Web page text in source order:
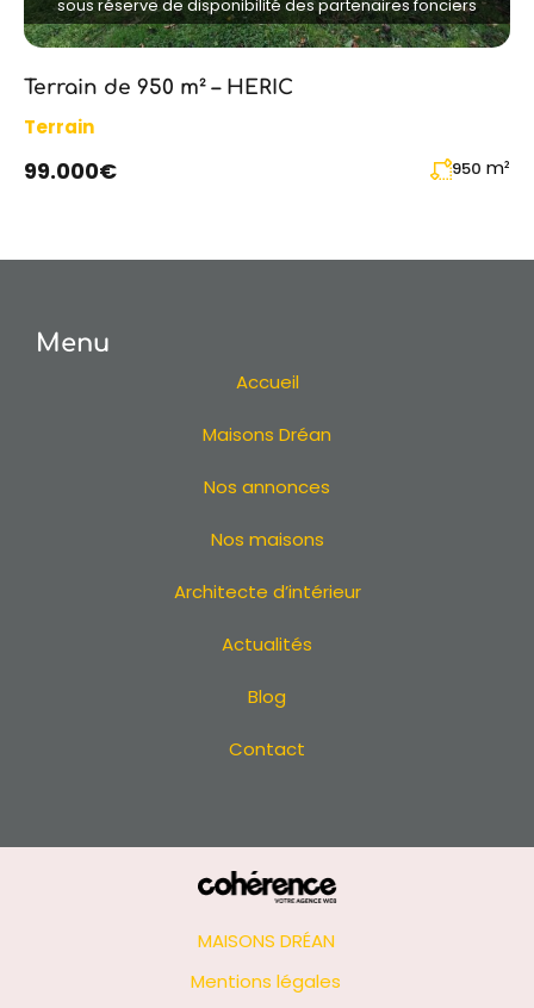
sous réserve de disponibilité des partenaires fonciers
Terrain de 950 m² – HERIC
Terrain
99.000€ 950 m²
Menu
Accueil
Maisons Dréan
Nos annonces
Nos maisons
Architecte d’intérieur
Actualités
Blog
Contact
MAISONS DRÉAN
Mentions légales